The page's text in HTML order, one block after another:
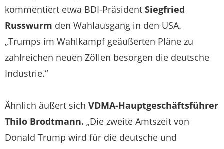
kommentiert etwa BDI-Präsident Siegfried
Russwurm den Wahlausgang in den USA.
„Trumps im Wahlkampf geäußerten Pläne zu
zahlreichen neuen Zöllen besorgen die deutsche
Industrie.“
Ähnlich äußert sich VDMA-Hauptgeschäftsführer
Thilo Brodtmann. „Die zweite Amtszeit von
Donald Trump wird für die deutsche und